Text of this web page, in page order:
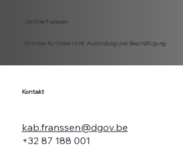
Minister für Unterricht, Ausbildung und Beschäftigung
Jérôme Franssen
kab.franssen@dgov.be
+32 87 188 001
Kontakt